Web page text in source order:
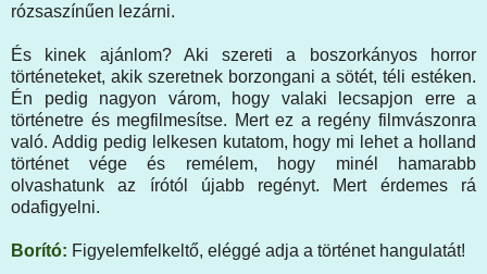
rózsaszínűen lezárni.
És kinek ajánlom? Aki szereti a boszorkányos horror
történeteket, akik szeretnek borzongani a sötét, téli estéken.
Én pedig nagyon várom, hogy valaki lecsapjon erre a
történetre és megfilmesítse. Mert ez a regény filmvászonra
való. Addig pedig lelkesen kutatom, hogy mi lehet a holland
történet vége és remélem, hogy minél hamarabb
olvashatunk az írótól újabb regényt. Mert érdemes rá
odafigyelni.
Borító: Figyelemfelkeltő, eléggé adja a történet hangulatát!